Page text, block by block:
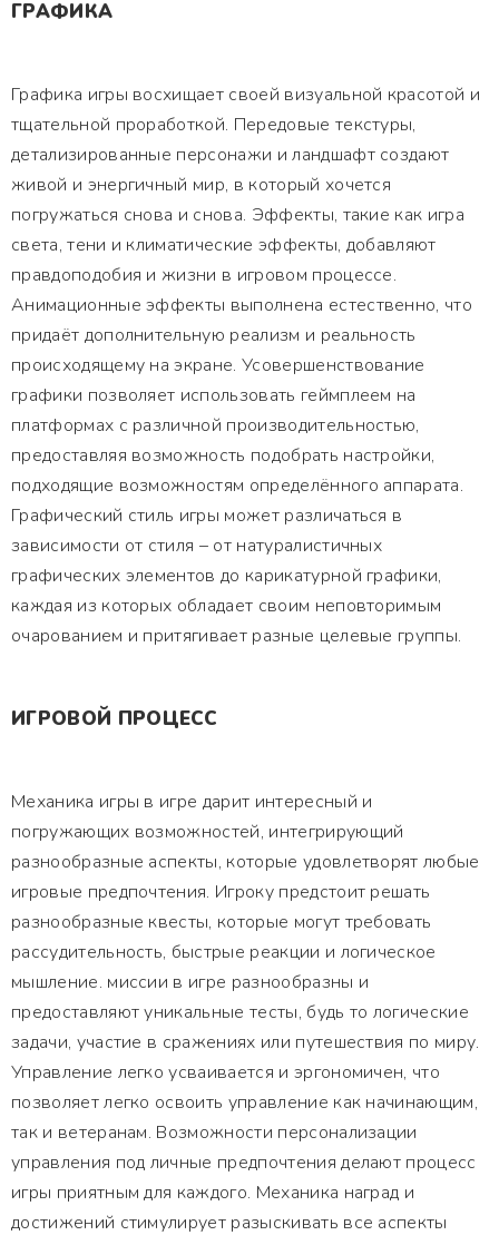
ГРАФИКА
Графика игры восхищает своей визуальной красотой и
тщательной проработкой. Передовые текстуры,
детализированные персонажи и ландшафт создают
живой и энергичный мир, в который хочется
погружаться снова и снова. Эффекты, такие как игра
света, тени и климатические эффекты, добавляют
правдоподобия и жизни в игровом процессе.
Анимационные эффекты выполнена естественно, что
придаёт дополнительную реализм и реальность
происходящему на экране. Усовершенствование
графики позволяет использовать геймплеем на
платформах с различной производительностью,
предоставляя возможность подобрать настройки,
подходящие возможностям определённого аппарата.
Графический стиль игры может различаться в
зависимости от стиля – от натуралистичных
графических элементов до карикатурной графики,
каждая из которых обладает своим неповторимым
очарованием и притягивает разные целевые группы.
ИГРОВОЙ ПРОЦЕСС
Механика игры в игре дарит интересный и
погружающих возможностей, интегрирующий
разнообразные аспекты, которые удовлетворят любые
игровые предпочтения. Игроку предстоит решать
разнообразные квесты, которые могут требовать
рассудительность, быстрые реакции и логическое
мышление. миссии в игре разнообразны и
предоставляют уникальные тесты, будь то логические
задачи, участие в сражениях или путешествия по миру.
Управление легко усваивается и эргономичен, что
позволяет легко освоить управление как начинающим,
так и ветеранам. Возможности персонализации
управления под личные предпочтения делают процесс
игры приятным для каждого. Механика наград и
достижений стимулирует разыскивать все аспекты